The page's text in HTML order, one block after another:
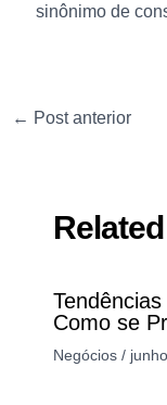
sinônimo de
← Post anterior
Como se
Negócios/